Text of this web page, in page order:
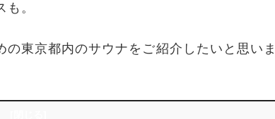
。
東京都内のサウナをご紹介したいと思いま